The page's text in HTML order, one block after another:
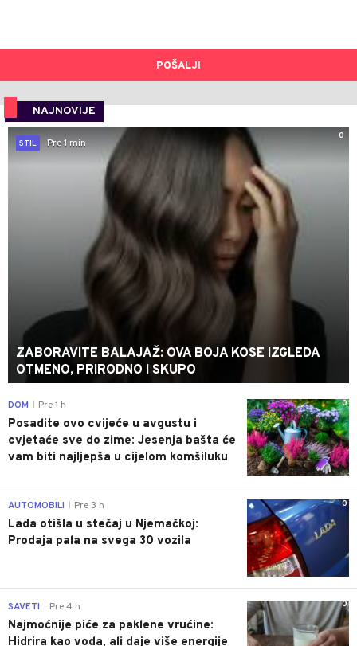
POŠALJI
NAJNOVIJE
0
STIL
Pre 1 min
ZABORAVITE BALAJAŽ: OVA BOJA KOSE IZGLEDA
OTMENO, PRIRODNO I SKUPO
0
DOM Pre 1 h
Posadite ovo cvijeće u avgustu i
cvjetaće sve do zime: Jesenja bašta će
vam biti najljepša u cijelom komšiluku
0
AUTOMOBILI Pre 3 h
Lada otišla u stečaj u Njemačkoj:
Prodaja pala na svega 30 vozila
0
SAVETI Pre 4 h
Najmoćnije piće za paklene vrućine:
Hidrira kao voda, ali daje više energije